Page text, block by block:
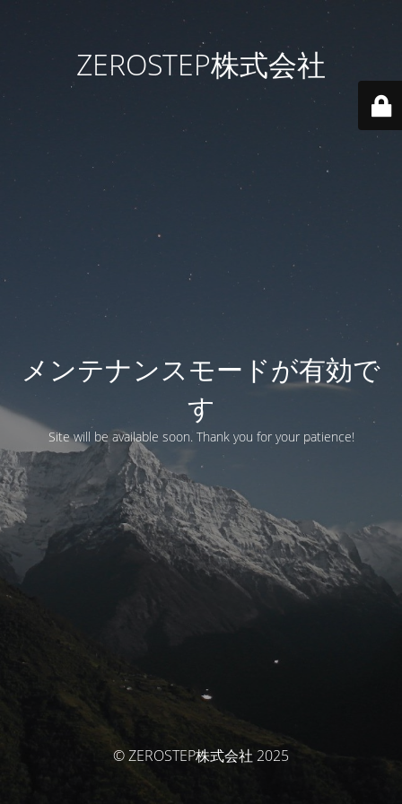
ZEROSTEP株式会社
メンテナンスモードが有効で
す
Site will be available soon. Thank you for your patience!
© ZEROSTEP株式会社 2025